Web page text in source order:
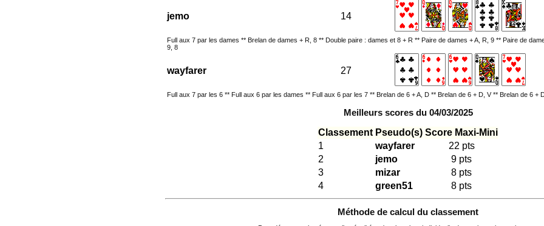
jemo 14
Full aux 7 par les dames ** Brelan de dames + R, 8 ** Double paire : dames et 8 + R ** Paire de dames + A, R, 9 ** Paire de
9, 8
wayfarer 27
Full aux 7 par les 6 ** Full aux 6 par les dames ** Full aux 6 par les 7 ** Brelan de 6 + A, D ** Brelan de 6 + D, V ** Brelan de 6 +
Meilleurs scores du 04/03/2025
Classement Pseudo(s) Score Maxi-Mini
1
wayfarer
22 pts
2
jemo
9 pts
3
mizar
8 pts
4
green51 8 pts
Méthode de calcul du classement